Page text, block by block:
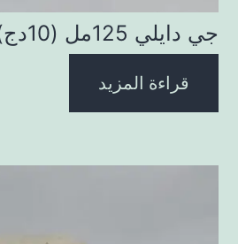
جي دايلي 125مل (10دج)
قراءة المزيد